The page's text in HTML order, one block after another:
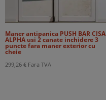
Maner antipanica PUSH BAR CISA
ALPHA usi 2 canate inchidere 3
puncte fara maner exterior cu
cheie
299,26 € Fara TVA